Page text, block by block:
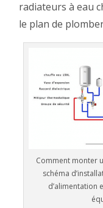
radiateurs à eau
le plan de
Comment monter
schéma
d’alimentation